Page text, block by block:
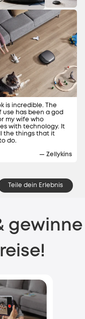
is incredible. The
use has been a god
my wife who
with technology. It
the things that it
do.
— Zellykins
Teile dein Erlebnis
gewinne